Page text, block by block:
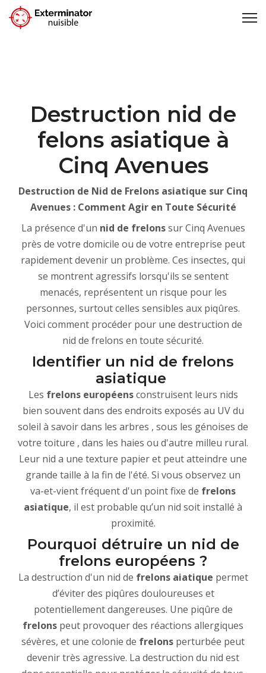
Destruction nid de
felons asiatique à
Cinq Avenues
Destruction de Nid de Frelons asiatique sur Cinq
Avenues : Comment Agir en Toute Sécurité
La présence d'un nid de frelonssur Cinq Avenues
près de votre domicile ou de votre entreprise peut
rapidement devenir un problème. Ces insectes, qui
se montrent agressifs lorsqu'ils se sentent
menacés, représentent un risque pour les
personnes, surtout celles sensibles aux piqûres.
Voici comment procéder pour une destruction de
nid de frelons en toute sécurité.
Identifier un nid de frelons
asiatique
Les frelons européensconstruisent leurs nids
bien souvent dans des endroits exposés au UV du
soleil à savoir dans les arbres , sous les génoises de
votre toiture , dans les haies ou d'autre milleu rural.
Leur nid a une texture papier et peut atteindre une
grande taille à la fin de l'été. Si vous observez un
va-et-vient fréquent d'un point fixe de frelons
asiatique, il est probable qu’un nid soit installé à
proximité.
Pourquoi détruire un nid de
frelons européens ?
La destruction d'un nid de frelons aiatique permet
d’éviter des piqûres douloureuses et
potentiellement dangereuses. Une piqûre de
frelons peut provoquer des réactions allergiques
sévères, et une colonie de frelons perturbée peut
devenir très agressive. La destruction du nid est